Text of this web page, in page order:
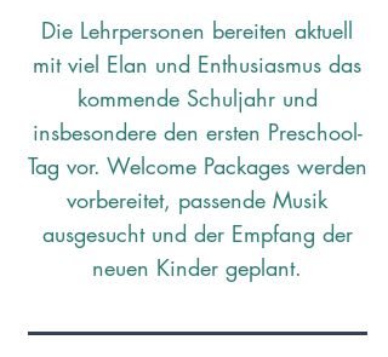
Die Lehrpersonen bereiten aktuell
mit viel Elan und Enthusiasmus das
kommende Schuljahr und
insbesondere den ersten Preschool-
Tag vor. Welcome Packages werden
vorbereitet, passende Musik
ausgesucht und der Empfang der
neuen Kinder geplant.